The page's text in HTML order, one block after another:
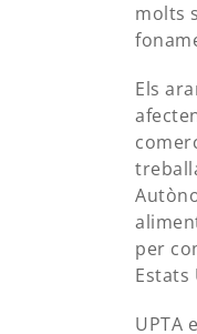
molts
Els
per
UPTA